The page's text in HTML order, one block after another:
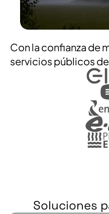
Con la confianza de
servicios públicos
Soluciones